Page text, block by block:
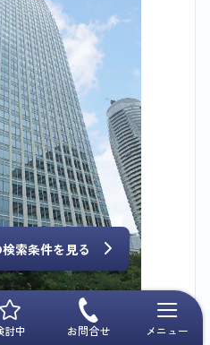
討中 お問合せ メニュー
ＯＲＩタワー
索条件を見る